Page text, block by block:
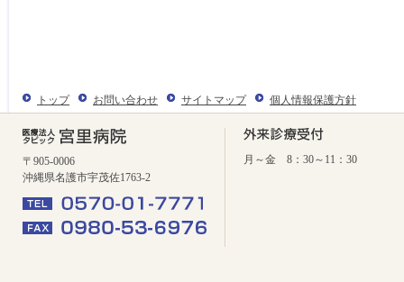
トップ お問い合わせ サイトマップ 個人情報保護方針
〒905-0006
沖縄県名護市宇茂佐1763-2
月～金 8：30～11：30